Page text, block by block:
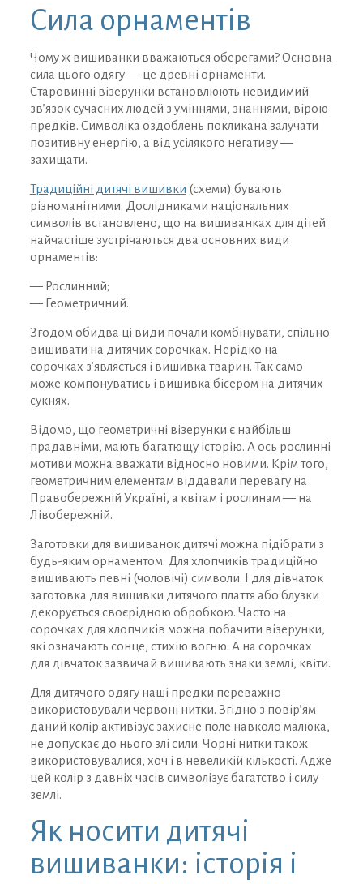
Сила орнаментів
Чому ж вишиванки вважаються оберегами? Основна
сила цього одягу — це древні орнаменти.
Старовинні візерунки встановлюють невидимий
зв’язок сучасних людей з уміннями, знаннями, вірою
предків. Символіка оздоблень покликана залучати
позитивну енергію, а від усілякого негативу —
захищати.
Традиційні дитячі вишивки (схеми) бувають
різноманітними. Дослідниками національних
символів встановлено, що на вишиванках для дітей
найчастіше зустрічаються два основних види
орнаментів:
— Рослинний;
— Геометричний.
Згодом обидва ці види почали комбінувати, спільно
вишивати на дитячих сорочках. Нерідко на
сорочках з’являється і вишивка тварин. Так само
може компонуватись і вишивка бісером на дитячих
сукнях.
Відомо, що геометричні візерунки є найбільш
прадавніми, мають багатющу історію. А ось рослинні
мотиви можна вважати відносно новими. Крім того,
геометричним елементам віддавали перевагу на
Правобережній Україні, а квітам і рослинам — на
Лівобережній.
Заготовки для вишиванок дитячі можна підібрати з
будь-яким орнаментом. Для хлопчиків традиційно
вишивають певні (чоловічі) символи. І для дівчаток
заготовка для вишивки дитячого плаття або блузки
декорується своєрідною обробкою. Часто на
сорочках для хлопчиків можна побачити візерунки,
які означають сонце, стихію вогню. А на сорочках
для дівчаток зазвичай вишивають знаки землі, квіти.
Для дитячого одягу наші предки переважно
використовували червоні нитки. Згідно з повір’ям
даний колір активізує захисне поле навколо малюка,
не допускає до нього злі сили. Чорні нитки також
використовувалися, хоч і в невеликій кількості. Адже
цей колір з давніх часів символізує багатство і силу
землі.
Як носити дитячі
вишиванки: історія і